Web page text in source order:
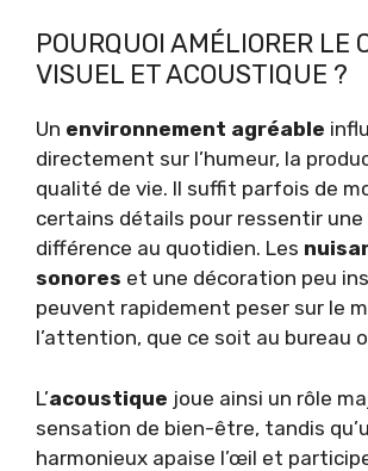
POURQUOI AMÉLIORER LE
VISUEL ET ACOUSTIQUE ?
Un environnement agréable
directement sur l’humeur, la
qualité de vie. Il suffit parfois de
certains détails pour ressentir
différence au quotidien. Les
sonores et une décoration peu
peuvent rapidement peser sur le
l’attention, que ce soit au bureau
L’acoustique joue ainsi un rôle
sensation de bien-être, tandis
harmonieux apaise l’œil et